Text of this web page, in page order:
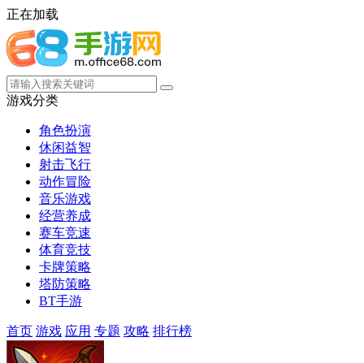
正在加载
游戏分类
角色扮演
休闲益智
射击飞行
动作冒险
音乐游戏
经营养成
赛车竞速
体育竞技
卡牌策略
塔防策略
BT手游
首页 游戏 应用 专题 攻略 排行榜